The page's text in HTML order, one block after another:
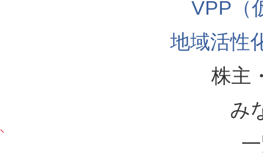
VPP（
地域活性
株主
み